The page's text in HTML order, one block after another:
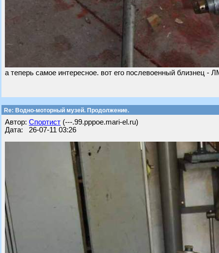
а теперь самое интересное. вот его послевоенный близнец -
Re: Водно-моторный музей. Продолжение.
Автор: Спортист (---.99.pppoe.mari-el.ru)
Дата: 26-07-11 03:26